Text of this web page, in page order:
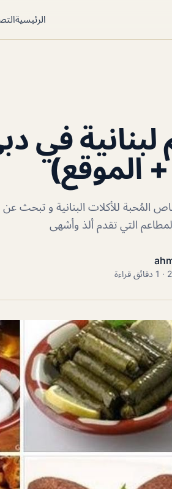
الرئيسية
في
+ الموقع)
المُحبة للأكلات البنانية و تبحث
التي تقدم ألذ وأشهى